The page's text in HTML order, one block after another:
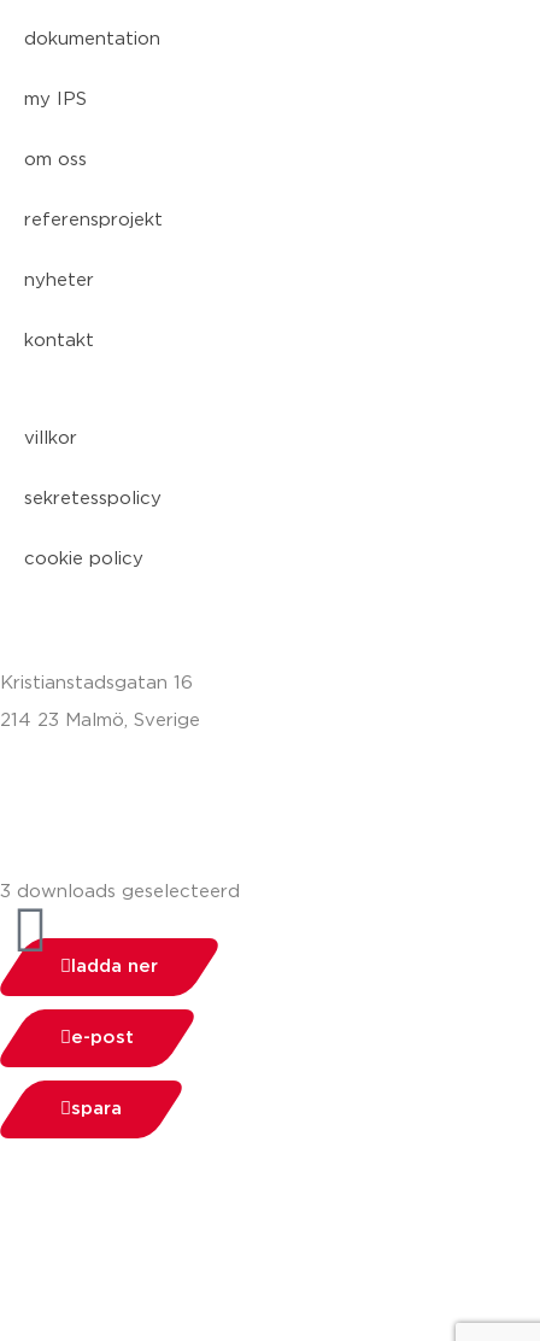
dokumentation
my IPS
om oss
referensprojekt
nyheter
kontakt
villkor
sekretesspolicy
cookie policy
Kristianstadsgatan 16
214 23 Malmö, Sverige
3 downloads geselecteerd
ladda ner
e-post
spara